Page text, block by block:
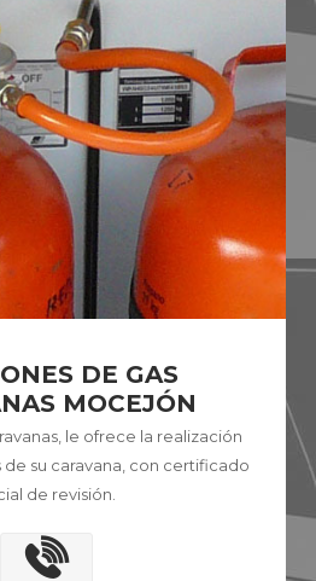
DE GAS
MOCEJÓN
le ofrece la realización
de su caravana, con certificado
de revisión.